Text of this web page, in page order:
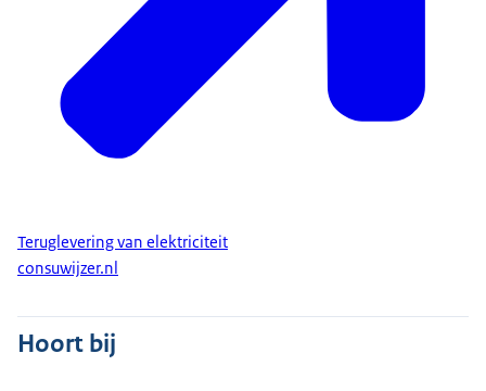
Teruglevering van elektriciteit
consuwijzer.nl
Hoort bij